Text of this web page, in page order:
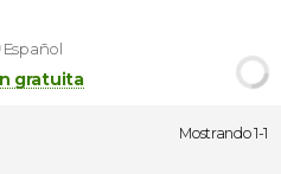
Español
gratuita
Mostrando 1-1